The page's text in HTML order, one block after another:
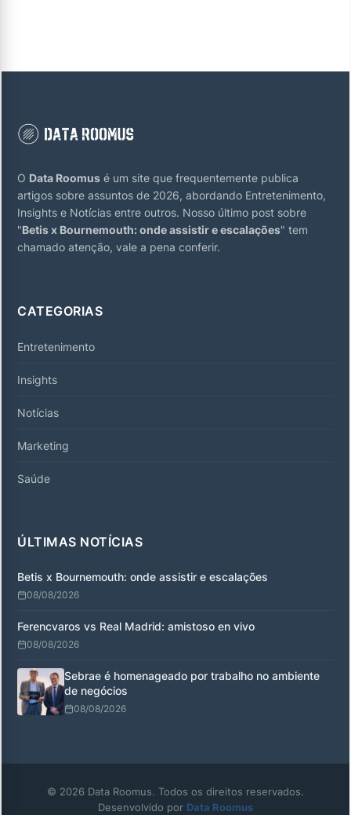
O Data Roomus é um site que frequentemente publica
artigos sobre assuntos de 2026, abordando Entretenimento,
Insights e Notícias entre outros. Nosso último post sobre
"Betis x Bournemouth: onde assistir e escalações" tem
chamado atenção, vale a pena conferir.
CATEGORIAS
Entretenimento
Insights
Notícias
Marketing
Saúde
ÚLTIMAS NOTÍCIAS
Betis x Bournemouth: onde assistir e escalações
08/08/2026
Ferencvaros vs Real Madrid: amistoso en vivo
08/08/2026
Sebrae é homenageado por trabalho no ambiente
de negócios
08/08/2026
© 2026 Data Roomus. Todos os direitos reservados.
Desenvolvido por Data Roomus